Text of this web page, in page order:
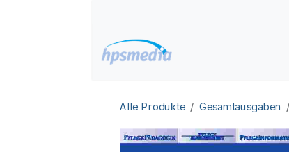
Alle Produkte Gesamtausgaben